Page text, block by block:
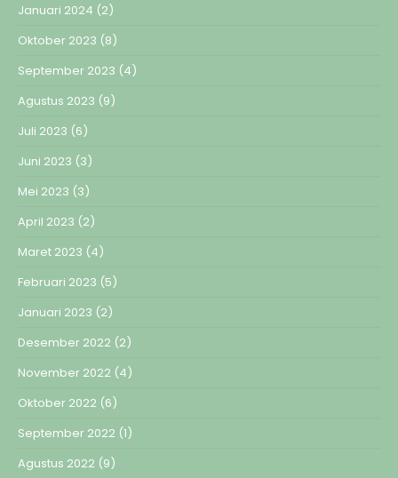
Januari 2024 (2)
Oktober 2023 (8)
September 2023 (4)
Agustus 2023 (9)
Juli 2023 (6)
Juni 2023 (3)
Mei 2023 (3)
April 2023 (2)
Maret 2023 (4)
Februari 2023 (5)
Januari 2023 (2)
Desember 2022 (2)
November 2022 (4)
Oktober 2022 (6)
September 2022 (1)
Agustus 2022 (9)